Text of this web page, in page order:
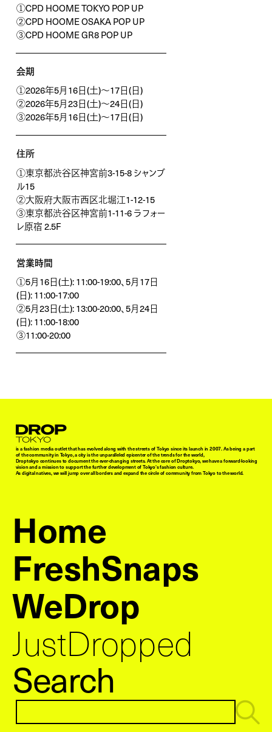
①CPD HOOME TOKYO POP UP
②CPD HOOME OSAKA POP UP
③CPD HOOME GR8 POP UP
会期
①2026年5月16日(土)～17日(日)
②2026年5月23日(土)～24日(日)
③2026年5月16日(土)～17日(日)
住所
①東京都渋谷区神宮前3-15-8 シャンブ
ル15
②大阪府大阪市西区北堀江1-12-15
③東京都渋谷区神宮前1-11-6 ラフォー
レ原宿 2.5F
営業時間
①5月16日(土): 11:00-19:00、5月17日
(日): 11:00-17:00
②5月23日(土): 13:00-20:00、5月24日
(日): 11:00-18:00
③11:00-20:00
Droptokyo
is a fashion media outlet that has evolved along with the streets of Tokyo since its launch in 2007. As being a part
of the community in Tokyo, a city is the unparalleled epicenter of the trends for the world,
Droptokyo continues to document the ever-changing streets. At the core of Droptokyo, we have a forward-looking
vision and a mission to support the further development of Tokyo’s fashion culture.
As digital natives, we will jump over all borders and expand the circle of community from Tokyo to the world.
Home
FreshSnaps
WeDrop
JustDropped
Search